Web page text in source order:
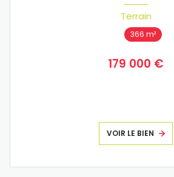
Terrain
366 m²
179 000 €
VOIR LE BIEN